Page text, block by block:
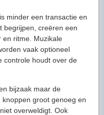
minder een transactie en
begrijpen, creëren een
en ritme. Muzikale
vaak optioneel
controle houdt over de
bijzaak maar de
groot genoeg en
overweldigt. Ook